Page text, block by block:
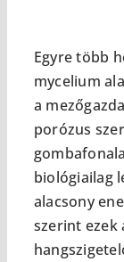
Egyre több
mycelium
a
porózus
biológiailag
alacsony
szerint ezek